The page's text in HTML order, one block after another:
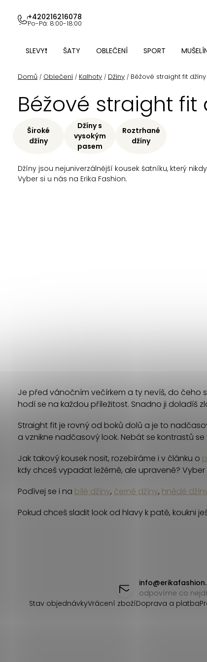
obsah
+420216216078
Po-Pá: 8:00-18:00
SLEVY❗ ŠATY OBLEČENÍ SPORT
Domů / Oblečení / Kalhoty / Džíny / Béžové straight fit džíny
Béžové straight fit
Džíny jsou nejuniverzálnější kousek šatníku, který
Vyber si u nás na Erika Fashion.
Široké
džíny
Džíny s
vysokým
pasem
Roztrhané
džíny
Je před vánočním večírkem a ty nevíš, do čeho
hodí se na každou příležitost. Snadno ji doladíš
Straight fit je rovný od boků dolů a je to
a vznikne nadčasový look. Nebát se kontrastů
Jak takový kousek nosit, rozebíráme i v článku o
kdy chceš vypadat ležérně, ale upraveně?
Podívej se i na bílé džíny, černé džíny, hnědé
Pokud chceš sladit look od hlavy k patě, koukni
info@
odpovíme co
Stav objednávkyVrácení zbožíDoprava a platba